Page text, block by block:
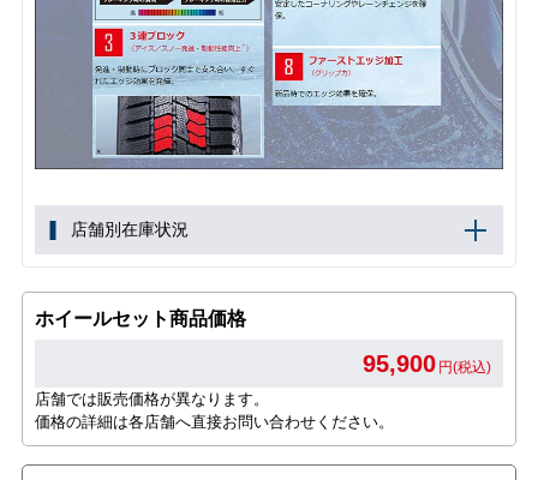
店舗別在庫状況
ホイールセット商品価格
95,900 円(税込)
店舗では販売価格が異なります。
価格の詳細は各店舗へ直接お問い合わせください。